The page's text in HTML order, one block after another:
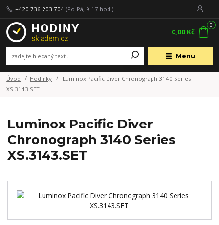
Menu
+420 736 203 704 (Po-Pá, 9-17 hod.)
0
0,00 Kč
Úvod Hodinky
Luminox Pacific Diver Chronograph 3140 Series
XS.3143.SET
Luminox Pacific Diver
Chronograph 3140 Series
XS.3143.SET